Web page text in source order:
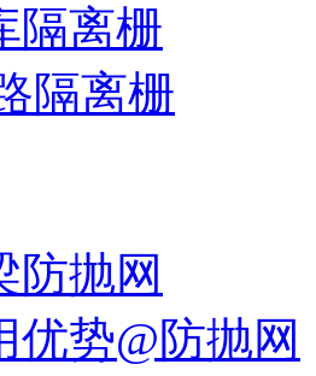
隔离栅
隔离栅
防抛网
优势@防抛网